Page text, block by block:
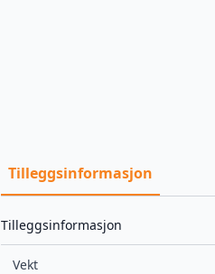
Tilleggsinformasjon
Tilleggsinformasjon
Vekt